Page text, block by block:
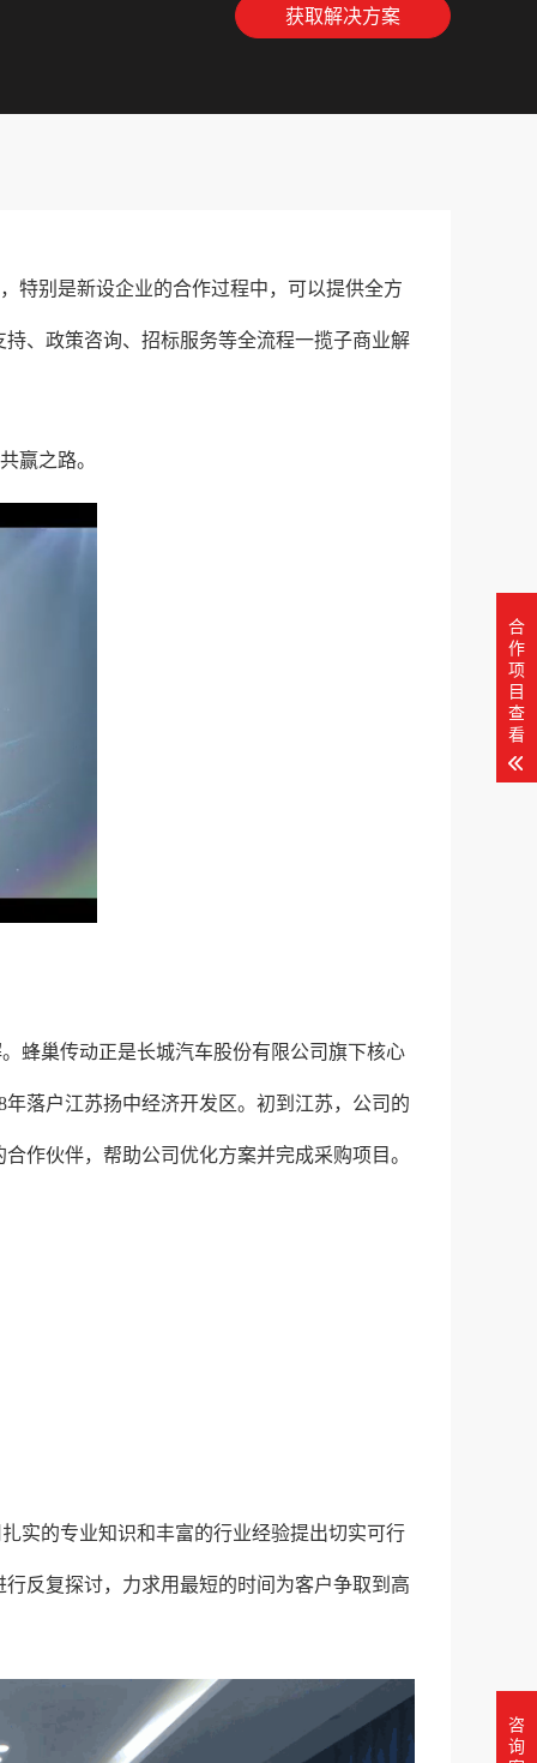
获取解决方案
特别是新设企业的合作过程中，可以提供全方
、政策咨询、招标服务等全流程一揽子商业解
赢之路。
蜂巢传动正是长城汽车股份有限公司旗下核心
落户江苏扬中经济开发区。初到江苏，公司的
作伙伴，帮助公司优化方案并完成采购项目。
实的专业知识和丰富的行业经验提出切实可行
反复探讨，力求用最短的时间为客户争取到高
合
作
项
目
查
看
咨
询